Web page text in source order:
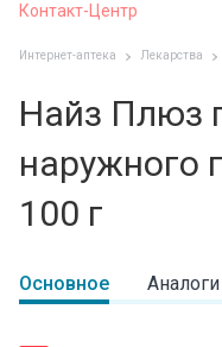
Контакт-Центр
Интернет-аптека Лекарства
Найз Плюз
наружного
100 г
Основное Аналоги